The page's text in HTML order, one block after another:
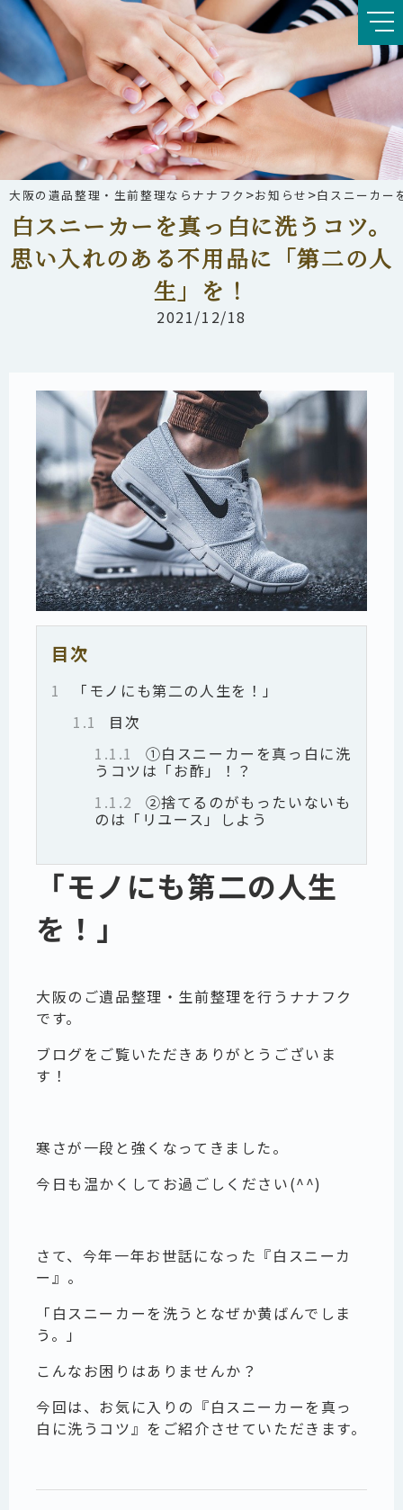
大阪の遺品整理・生前整理ならナナフク >お知らせ >白スニーカー
白スニーカーを真っ白に洗うコツ。
思い入れのある不用品に「第二の人
生」を！
2021/12/18
目次
1
「モノにも第二の人生を！」
1.1
目次
1.1.1
①白スニーカーを真っ白に洗
うコツは「お酢」！？
1.1.2
②捨てるのがもったいないも
のは「リユース」しよう
「モノにも第二の人生
を！」
大阪のご遺品整理・生前整理を行うナナフク
です。
ブログをご覧いただきありがとうございま
す！
寒さが一段と強くなってきました。
今日も温かくしてお過ごしください(^^)
さて、今年一年お世話になった『白スニーカ
ー』。
「白スニーカーを洗うとなぜか黄ばんでしま
う。」
こんなお困りはありませんか？
今回は、お気に入りの『白スニーカーを真っ
白に洗うコツ』をご紹介させていただきます。